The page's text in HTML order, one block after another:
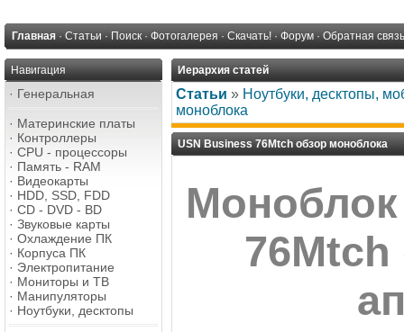
Главная · Статьи · Поиск · Фотогалерея · Скачать! · Форум · Обратная связь
Навигация
· Генеральная
· Материнские платы
· Контроллеры
· CPU - процессоры
· Память - RAM
· Видеокарты
· HDD, SSD, FDD
· CD - DVD - BD
· Звуковые карты
· Охлаждение ПК
· Корпуса ПК
· Электропитание
· Мониторы и ТВ
· Манипуляторы
· Ноутбуки, десктопы
Иерархия статей
Статьи » Ноутбуки, десктопы,
моноблока
USN Business 76Mtch обзор моноблока